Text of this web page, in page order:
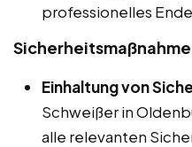
professionelles
Einhaltung von
Schweißer in
alle relevanten